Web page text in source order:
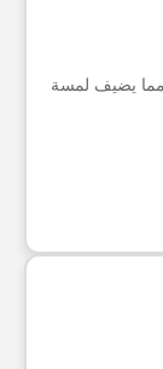
مما يضيف لمسة